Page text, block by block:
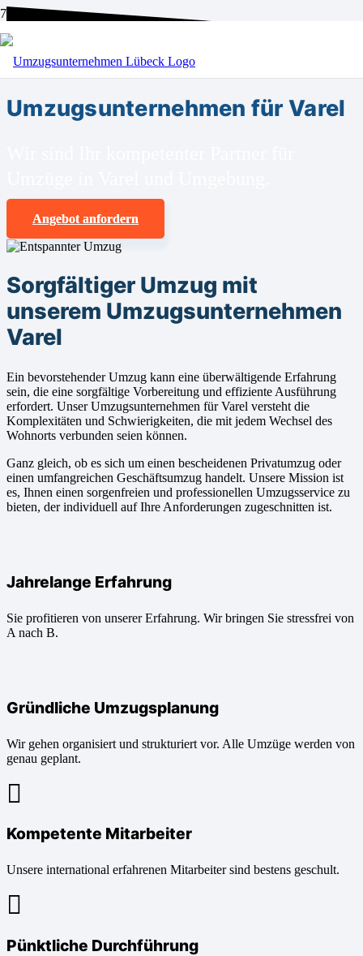
BEI UNS SIND SIE RICHTIG!
Umzugsunternehmen für Varel
Angebot anfordern
Sorgfältiger Umzug mit
unserem Umzugsunternehmen
Varel
Ein bevorstehender Umzug kann eine überwältigende Erfahrung
sein, die eine sorgfältige Vorbereitung und effiziente Ausführung
erfordert. Unser Umzugsunternehmen für Varel versteht die
Komplexitäten und Schwierigkeiten, die mit jedem Wechsel des
Wohnorts verbunden seien können.
Ganz gleich, ob es sich um einen bescheidenen Privatumzug oder
einen umfangreichen Geschäftsumzug handelt. Unsere Mission ist
es, Ihnen einen sorgenfreien und professionellen Umzugsservice zu
bieten, der individuell auf Ihre Anforderungen zugeschnitten ist.
Jahrelange Erfahrung
Sie profitieren von unserer Erfahrung. Wir bringen Sie stressfrei von
A nach B.
Gründliche Umzugsplanung
Wir gehen organisiert und strukturiert vor. Alle Umzüge werden von
genau geplant.
Kompetente Mitarbeiter
Unsere international erfahrenen Mitarbeiter sind bestens geschult.
Pünktliche Durchführung